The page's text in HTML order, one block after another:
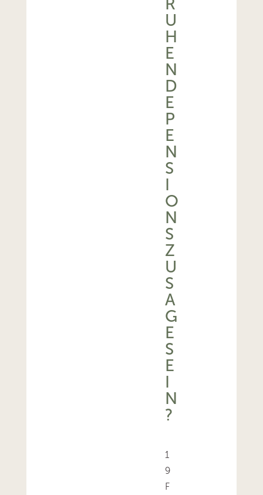
U
H
E
N
D
E
P
E
N
S
I
O
N
S
Z
U
S
A
G
E
S
E
I
N
?
1
9
F